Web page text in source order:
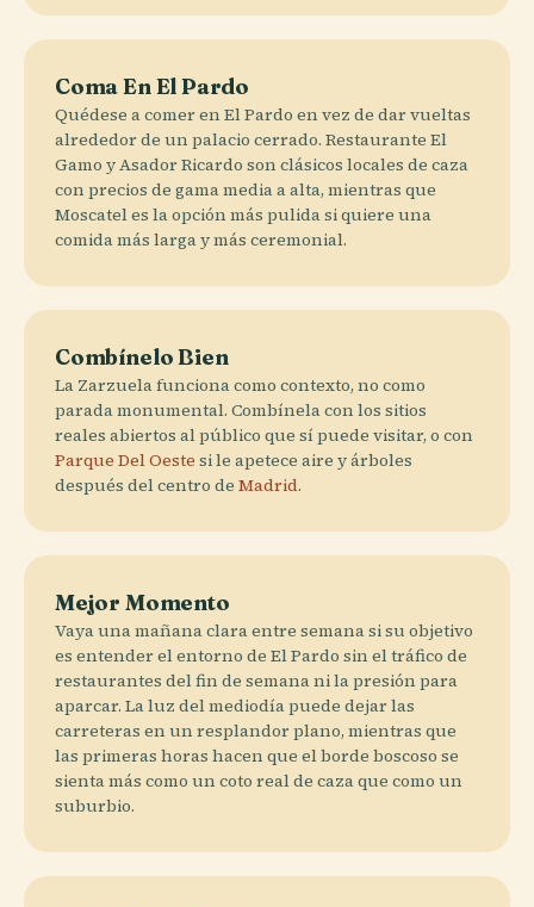
Coma En El Pardo
Quédese a comer en El Pardo en vez de dar vueltas
alrededor de un palacio cerrado. Restaurante El
Gamo y Asador Ricardo son clásicos locales de caza
con precios de gama media a alta, mientras que
Moscatel es la opción más pulida si quiere una
comida más larga y más ceremonial.
Combínelo Bien
La Zarzuela funciona como contexto, no como
parada monumental. Combínela con los sitios
reales abiertos al público que sí puede visitar, o con
Parque Del Oeste si le apetece aire y árboles
después del centro de Madrid.
Mejor Momento
Vaya una mañana clara entre semana si su objetivo
es entender el entorno de El Pardo sin el tráfico de
restaurantes del fin de semana ni la presión para
aparcar. La luz del mediodía puede dejar las
carreteras en un resplandor plano, mientras que
las primeras horas hacen que el borde boscoso se
sienta más como un coto real de caza que como un
suburbio.